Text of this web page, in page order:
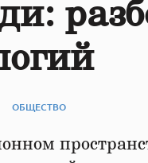
ОБЩЕСТВО